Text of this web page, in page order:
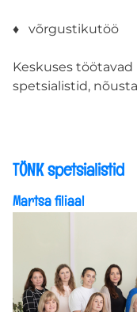
♦ võrgustikutöö
Keskuses
spetsialistid,
TÖNK spetsialistid
Martsa filiaal